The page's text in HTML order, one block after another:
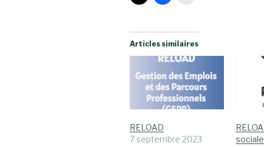
Articles similaires
RELOAD
7 septembre 2023
sociale